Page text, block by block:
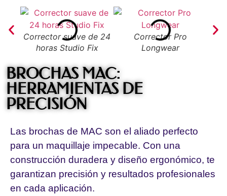
Corrector suave de 24
horas Studio Fix
Corrector Pro
Longwear
BROCHAS MAC:
HERRAMIENTAS DE
PRECISIÓN
Las brochas de MAC son el aliado perfecto
para un maquillaje impecable. Con una
construcción duradera y diseño ergonómico, te
garantizan precisión y resultados profesionales
en cada aplicación.